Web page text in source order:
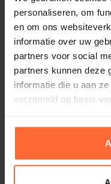
personaliseren, om
en om ons
informatie over uw
partners voor social
partners kunnen deze
informatie die u aan
verzameld op basis
beschermt ook je
extreme hitte. Dit
en comfortabeler.
Onderhoud
Wasvoorschrift:
Rento Aluminium
20,95